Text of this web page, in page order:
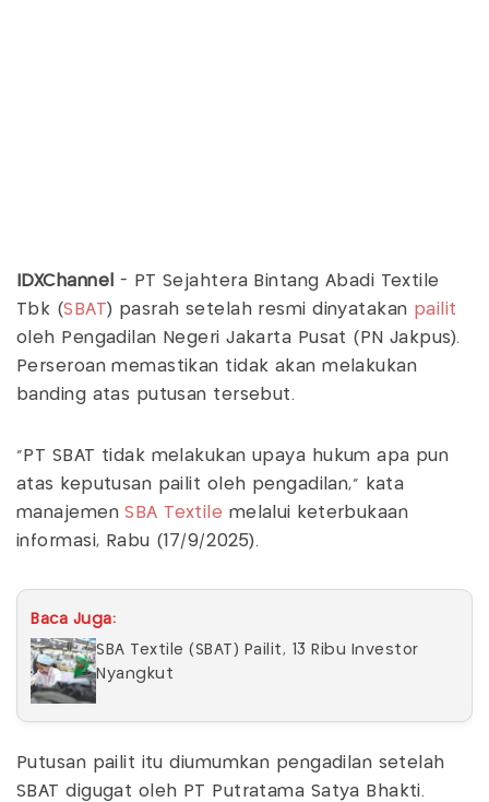
IDXChannel - PT Sejahtera Bintang Abadi Textile
Tbk (SBAT) pasrah setelah resmi dinyatakan pailit
oleh Pengadilan Negeri Jakarta Pusat (PN Jakpus).
Perseroan memastikan tidak akan melakukan
banding atas putusan tersebut.
"PT SBAT tidak melakukan upaya hukum apa pun
atas keputusan pailit oleh pengadilan," kata
manajemenSBA Textile melalui keterbukaan
informasi, Rabu (17/9/2025).
Baca Juga:
SBA Textile (SBAT) Pailit, 13 Ribu Investor
Nyangkut
Putusan pailit itu diumumkan pengadilan setelah
SBAT digugat oleh PT Putratama Satya Bhakti.